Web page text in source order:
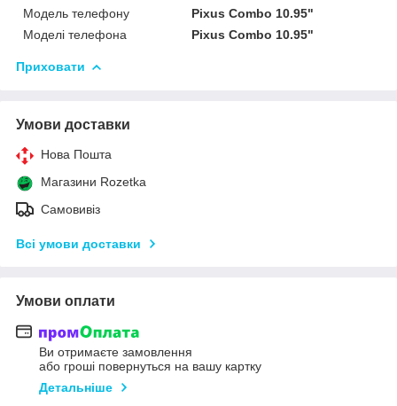
Модель телефону
Pixus Combo 10.95"
Моделі телефона
Pixus Combo 10.95"
Приховати
Умови доставки
Нова Пошта
Магазини Rozetka
Самовивіз
Всі умови доставки
Умови оплати
Ви отримаєте замовлення
або гроші повернуться на вашу картку
Детальніше